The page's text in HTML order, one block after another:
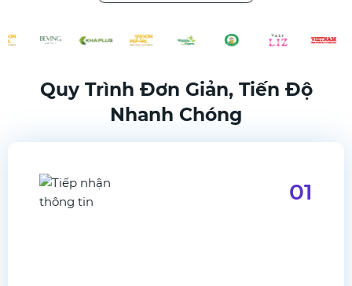
Quy Trình Đơn Giản, Tiến Độ
Nhanh Chóng
01